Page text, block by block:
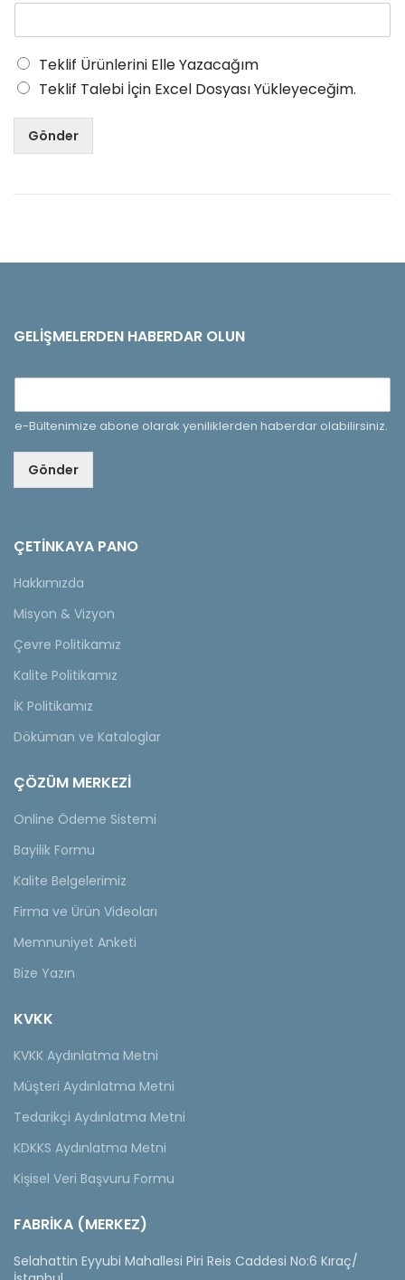
Teklif Ürünlerini Elle Yazacağım
Teklif Talebi İçin Excel Dosyası Yükleyeceğim.
Gönder
GELIŞMELERDEN HABERDAR OLUN
e-Bültenimize abone olarak yeniliklerden haberdar olabilirsiniz.
Gönder
ÇETINKAYA PANO
Hakkımızda
Misyon & Vizyon
Çevre Politikamız
Kalite Politikamız
İK Politikamız
Döküman ve Kataloglar
ÇÖZÜM MERKEZİ
Online Ödeme Sistemi
Bayilik Formu
Kalite Belgelerimiz
Firma ve Ürün Videoları
Memnuniyet Anketi
Bize Yazın
KVKK
KVKK Aydınlatma Metni
Müşteri Aydınlatma Metni
Tedarikçi Aydınlatma Metni
KDKKS Aydınlatma Metni
Kişisel Veri Başvuru Formu
FABRİKA (MERKEZ)
Selahattin Eyyubi Mahallesi Piri Reis Caddesi No:6 Kıraç/